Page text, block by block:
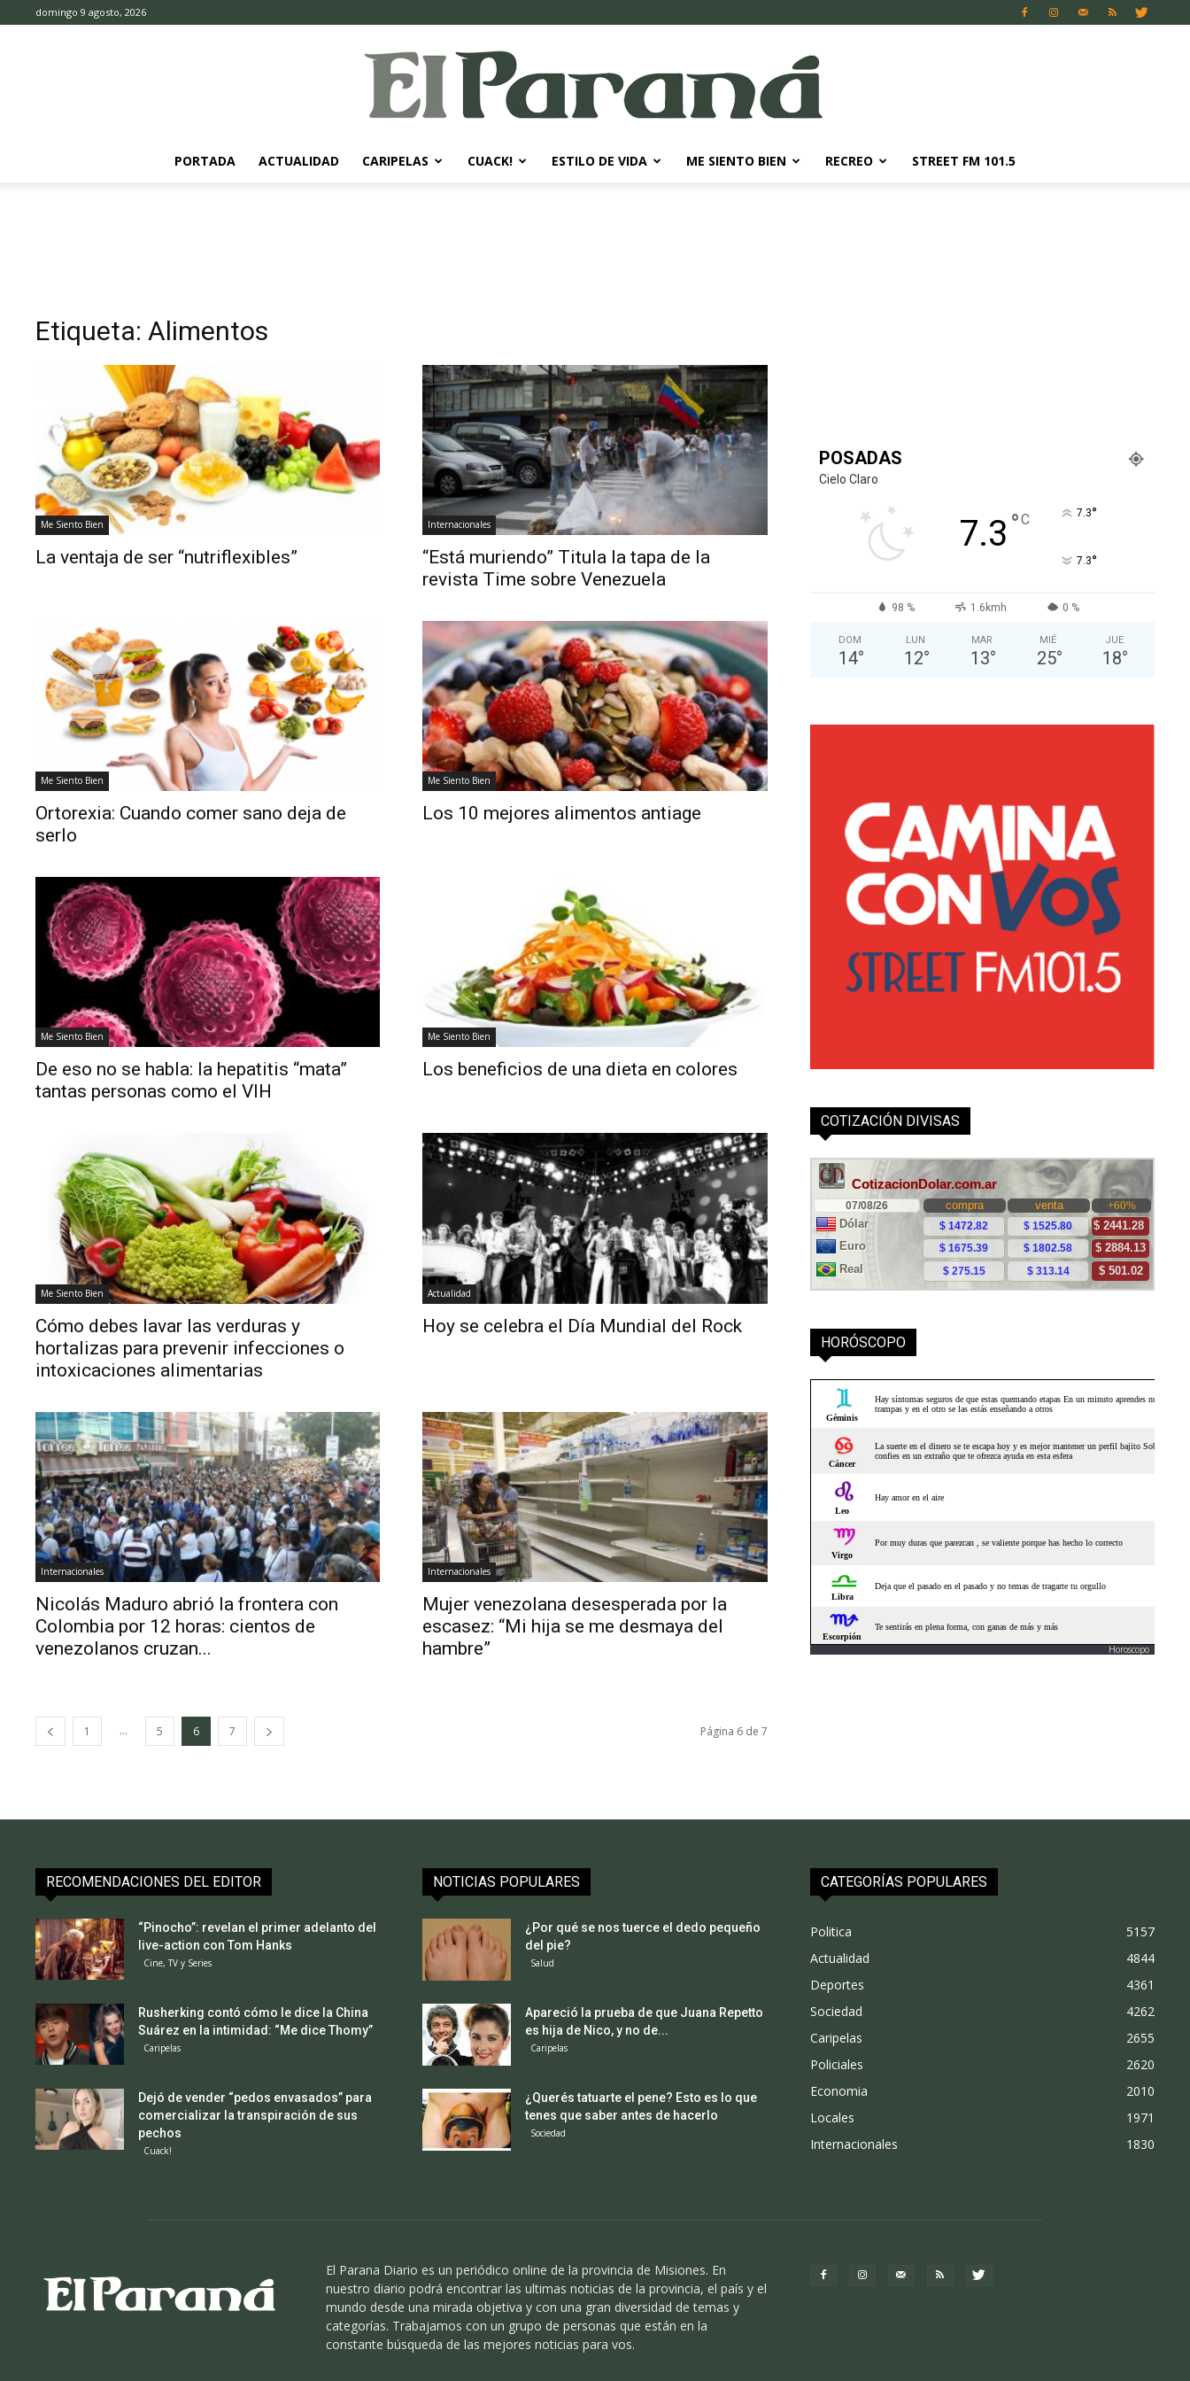
domingo 9 agosto, 2026
Diario
PORTADA ACTUALIDAD CARIPELAS CUACK! ESTILO DE VIDA ME SIENTO BIEN RECREO STREET FM 101.5
Etiqueta: Alimentos
Me Siento Bien
La ventaja de ser “nutriflexibles”
Internacionales
“Está muriendo” Titula la tapa de la
revista Time sobre Venezuela
Me Siento Bien
Ortorexia: Cuando comer sano deja de
serlo
Me Siento Bien
Los 10 mejores alimentos antiage
Me Siento Bien
De eso no se habla: la hepatitis “mata”
tantas personas como el VIH
Me Siento Bien
Los beneficios de una dieta en colores
Me Siento Bien
Cómo debes lavar las verduras y
hortalizas para prevenir infecciones o
intoxicaciones alimentarias
Actualidad
Hoy se celebra el Día Mundial del Rock
Internacionales
Nicolás Maduro abrió la frontera con
Colombia por 12 horas: cientos de
venezolanos cruzan...
Internacionales
Mujer venezolana desesperada por la
escasez: “Mi hija se me desmaya del
hambre”
1 ... 5 6 7 Página 6 de 7
POSADAS
Cielo Claro
7.3 °C 7.3°
7.3°
98 % 1.6kmh 0 %
DOM
14°
LUN
12°
MAR
13°
MIÉ
25°
JUE
18°
COTIZACIÓN DIVISAS
HORÓSCOPO
Horoscopo
RECOMENDACIONES DEL EDITOR
“Pinocho”: revelan el primer adelanto del
live-action con Tom Hanks
Cine, TV y Series
Rusherking contó cómo le dice la China
Suárez en la intimidad: “Me dice Thomy”
Caripelas
Dejó de vender “pedos envasados” para
comercializar la transpiración de sus
pechos
Cuack!
NOTICIAS POPULARES
¿Por qué se nos tuerce el dedo pequeño
del pie?
Salud
Apareció la prueba de que Juana Repetto
es hija de Nico, y no de...
Caripelas
¿Querés tatuarte el pene? Esto es lo que
tenes que saber antes de hacerlo
Sociedad
CATEGORÍAS POPULARES
Politica
5157
Actualidad
4844
Deportes
4361
Sociedad
4262
Caripelas
2655
Policiales
2620
Economia
2010
Locales
1971
Internacionales
1830
El Parana Diario es un periódico online de la provincia de Misiones. En
nuestro diario podrá encontrar las ultimas noticias de la provincia, el país y el
mundo desde una mirada objetiva y con una gran diversidad de temas y
categorías. Trabajamos con un grupo de personas que están en la
constante búsqueda de las mejores noticias para vos.